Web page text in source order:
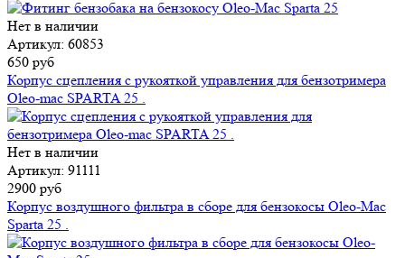
Нет в наличии
Артикул: 60853
650 руб
Корпус сцепления с рукояткой управления для бензотримера
Oleo-mac SPARTA 25 .
Нет в наличии
Артикул: 91111
2900 руб
Корпус воздушного фильтра в сборе для бензокосы Oleo-Mac
Sparta 25 .